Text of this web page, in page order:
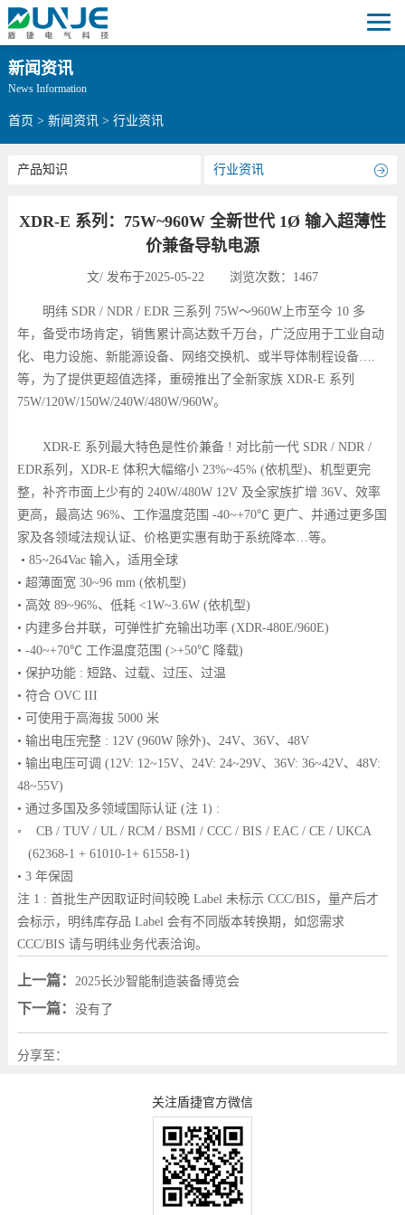
新闻资讯
News Information
首页 > 新闻资讯> 行业资讯
产品知识 行业资讯
XDR-E 系列：75W~960W 全新世代 1Ø 输入超薄性
价兼备导轨电源
文/ 发布于2025-05-22 浏览次数：1467
明纬 SDR / NDR / EDR 三系列 75W～960W上市至今 10 多
年，备受市场肯定，销售累计高达数千万台，广泛应用于工业自动
化、电力设施、新能源设备、网络交换机、或半导体制程设备….
等，为了提供更超值选择，重磅推出了全新家族 XDR-E 系列
75W/120W/150W/240W/480W/960W。
XDR-E 系列最大特色是性价兼备 ! 对比前一代 SDR / NDR /
EDR系列，XDR-E 体积大幅缩小 23%~45% (依机型)、机型更完
整，补齐市面上少有的 240W/480W 12V 及全家族扩增 36V、效率
更高，最高达 96%、工作温度范围 -40~+70℃ 更广、并通过更多国
家及各领域法规认证、价格更实惠有助于系统降本…等。
• 85~264Vac 输入，适用全球
• 超薄面宽 30~96 mm (依机型)
• 高效 89~96%、低耗 <1W~3.6W (依机型)
• 内建多台并联，可弹性扩充输出功率 (XDR-480E/960E)
• -40~+70℃ 工作温度范围 (>+50℃ 降载)
• 保护功能 : 短路、过载、过压、过温
• 符合 OVC III
• 可使用于高海拔 5000 米
• 输出电压完整 : 12V (960W 除外)、24V、36V、48V
• 输出电压可调 (12V: 12~15V、24V: 24~29V、36V: 36~42V、48V:
48~55V)
• 通过多国及多领域国际认证 (注 1) :
◦ CB / TUV / UL / RCM / BSMI / CCC / BIS / EAC / CE / UKCA
(62368-1 + 61010-1+ 61558-1)
• 3 年保固
注 1 : 首批生产因取证时间较晚 Label 未标示 CCC/BIS，量产后才
会标示，明纬库存品 Label 会有不同版本转换期，如您需求
CCC/BIS 请与明纬业务代表洽询。
上一篇： 2025长沙智能制造装备博览会
下一篇： 没有了
分享至：
关注盾捷官方微信